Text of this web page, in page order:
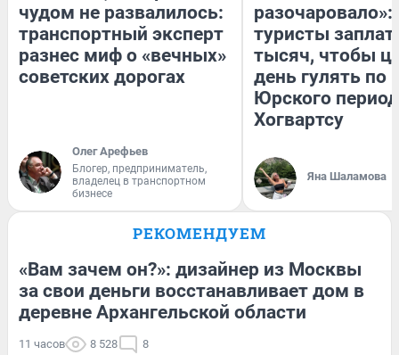
чудом не развалилось:
транспортный эксперт
разнес миф о «вечных»
советских дорогах
Олег Арефьев
Блогер, предприниматель,
владелец в транспортном
бизнесе
разочаровало»:
туристы
тысяч, чтобы
день гулять по
Юрского
Хогвартсу
Яна Шаламова
РЕКОМЕНДУЕМ
«Вам зачем он?»: дизайнер из Москвы
за свои деньги восстанавливает дом в
деревне Архангельской области
11 часов 8 528 8